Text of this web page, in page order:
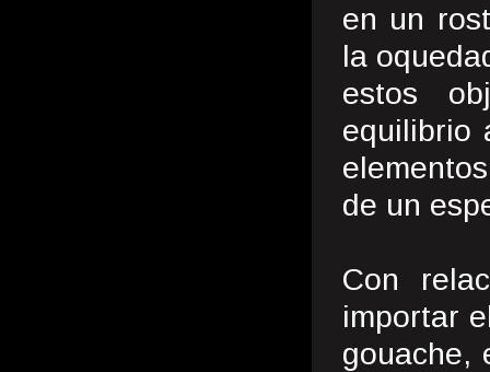
en un
la
estos
equilibrio
de un
Con
importar
gouache,